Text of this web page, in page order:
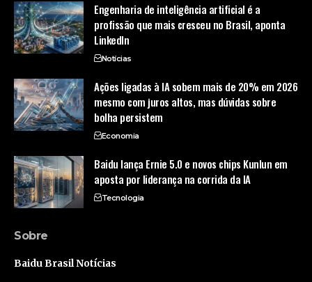
Engenharia de inteligência artificial é a
profissão que mais cresceu no Brasil, aponta
LinkedIn
Notícias
Ações ligadas à IA sobem mais de 20% em 2026
mesmo com juros altos, mas dúvidas sobre
bolha persistem
Economia
Baidu lança Ernie 5.0 e novos chips Kunlun em
aposta por liderança na corrida da IA
Tecnologia
Sobre
Baidu Brasil Notícias